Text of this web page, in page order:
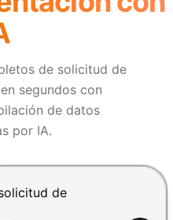
de solicitud de
segundos con
de datos
por IA.
Shift+Enter para añadir